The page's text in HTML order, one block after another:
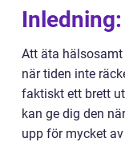
Inledning:
Att äta
när tiden inte
faktiskt ett brett
kan ge dig den
upp för mycket